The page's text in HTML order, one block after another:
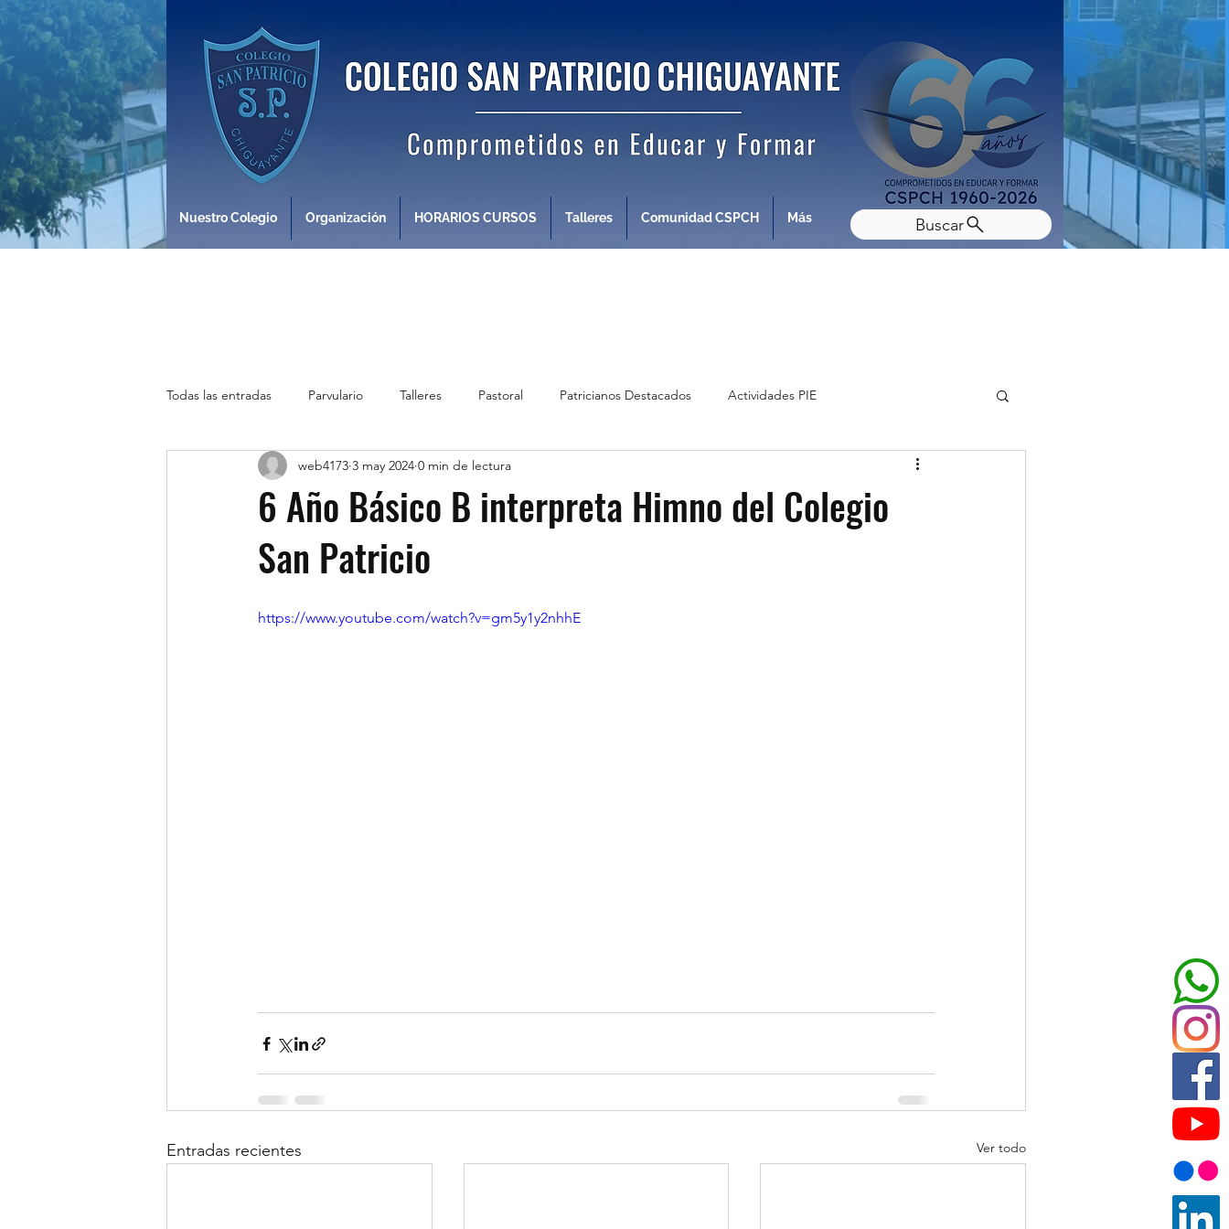
Nuestro Colegio Organización HORARIOS CURSOS Talleres Comunidad CSPCH Más Buscar
Todas las entradas Parvulario Talleres Pastoral Patricianos Destacados Actividades PIE
6 Año Básico B interpreta Himno del Colegio
San Patricio
web4173 3 may 2024 0 min de lectura
https://www.youtube.com/watch?v=gm5y1y2nhhE
Entradas recientes Ver todo